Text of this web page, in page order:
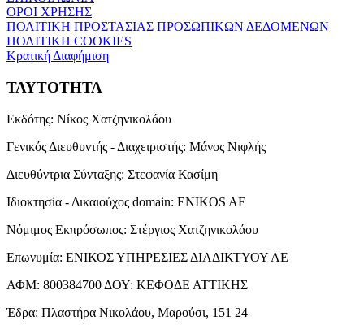
ΟΡΟΙ ΧΡΗΣΗΣ
ΠΟΛΙΤΙΚΗ ΠΡΟΣΤΑΣΙΑΣ ΠΡΟΣΩΠΙΚΩΝ ΔΕΔΟΜΕΝΩΝ
ΠΟΛΙΤΙΚΗ COOKIES
Κρατική Διαφήμιση
ΤΑΥΤΟΤΗΤΑ
Εκδότης: Νίκος Χατζηνικολάου
Γενικός Διευθυντής - Διαχειριστής: Μάνος Νιφλής
Διευθύντρια Σύνταξης: Στεφανία Κασίμη
Ιδιοκτησία - Δικαιούχος domain: ENIKOS AE
Νόμιμος Εκπρόσωπος: Στέργιος Χατζηνικολάου
Επωνυμία: ΕΝΙΚΟΣ ΥΠΗΡΕΣΙΕΣ ΔΙΑΔΙΚΤΥΟΥ ΑΕ
ΑΦΜ: 800384700 ΔΟΥ: ΚΕΦΟΔΕ ΑΤΤΙΚΗΣ
Έδρα: Πλαστήρα Νικολάου, Μαρούσι, 151 24